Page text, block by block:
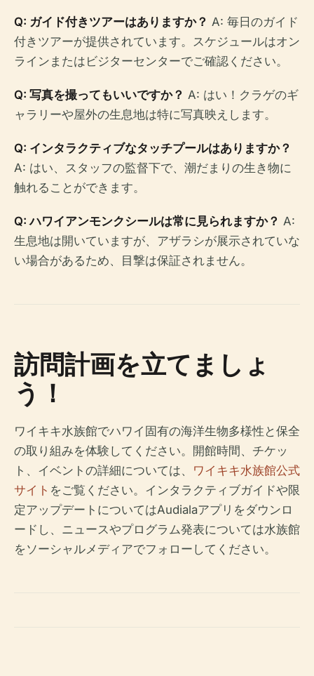
Q: ガイド付きツアーはありますか？ A: 毎日のガイド
付きツアーが提供されています。スケジュールはオン
ラインまたはビジターセンターでご確認ください。
Q: 写真を撮ってもいいですか？ A: はい！クラゲのギ
ャラリーや屋外の生息地は特に写真映えします。
Q: インタラクティブなタッチプールはありますか？
A: はい、スタッフの監督下で、潮だまりの生き物に
触れることができます。
Q: ハワイアンモンクシールは常に見られますか？ A:
生息地は開いていますが、アザラシが展示されていな
い場合があるため、目撃は保証されません。
訪問計画を立てましょ
う！
ワイキキ水族館でハワイ固有の海洋生物多様性と保全
の取り組みを体験してください。開館時間、チケッ
ト、イベントの詳細については、 ワイキキ水族館公式
サイト をご覧ください。インタラクティブガイドや限
定アップデートについてはAudialaアプリをダウンロ
ードし、ニュースやプログラム発表については水族館
をソーシャルメディアでフォローしてください。